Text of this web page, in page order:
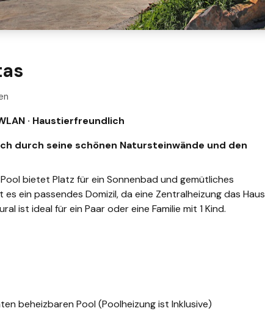
· Haustierfreundlich
durch seine schönen Natursteinwände und den
bietet Platz für ein Sonnenbad und gemütliches
es ein passendes Domizil, da eine Zentralheizung das Haus
ist ideal für ein Paar oder eine Familie mit 1 Kind.
beheizbaren Pool (Poolheizung ist Inklusive)